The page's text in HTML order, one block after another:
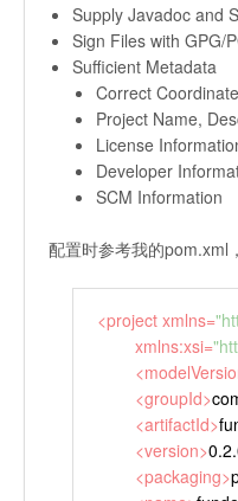
Supply Javadoc and
Sign Files with GPG/
Sufficient Metadata
Correct
Project Name,
License
Developer
SCM Information
配置时参考我的pom.xml
<project xmlns=
xmlns:xsi=
<
<groupId>
<artifactId>
<version>
<packaging>